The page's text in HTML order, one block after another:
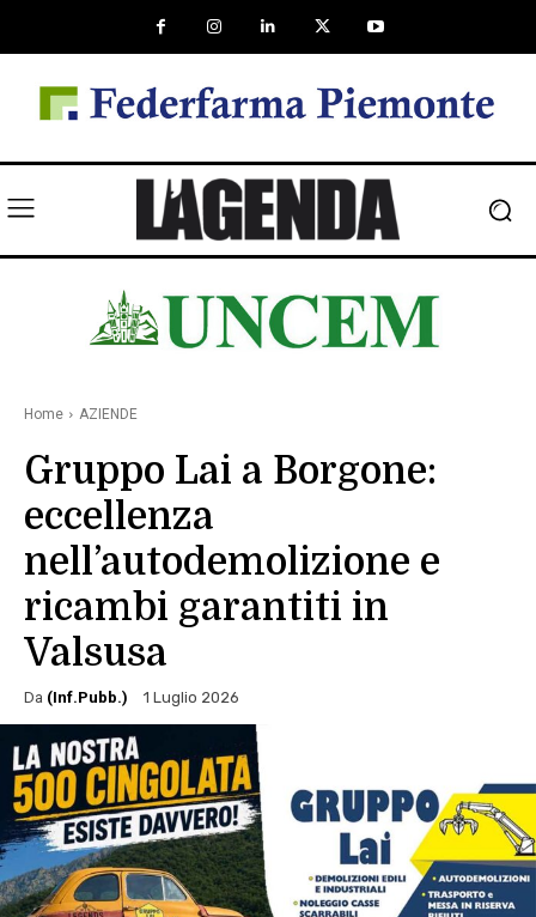
Home AZIENDE
Gruppo Lai a Borgone:
eccellenza
nell’autodemolizione e
ricambi garantiti in
Valsusa
Da (Inf.Pubb.) 1 Luglio 2026